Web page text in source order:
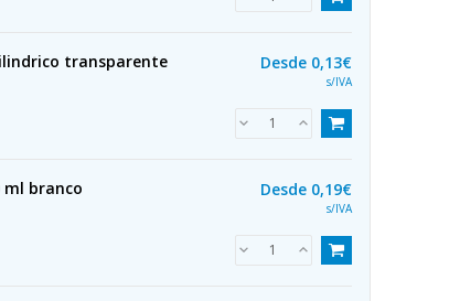
transparente Desde 0,13€
s/IVA
ml branco Desde 0,19€
s/IVA